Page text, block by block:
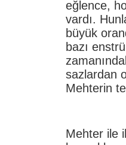
eğlence,
vardı.
büyük
bazı
sazlardan
Mehterin
Mehter ile